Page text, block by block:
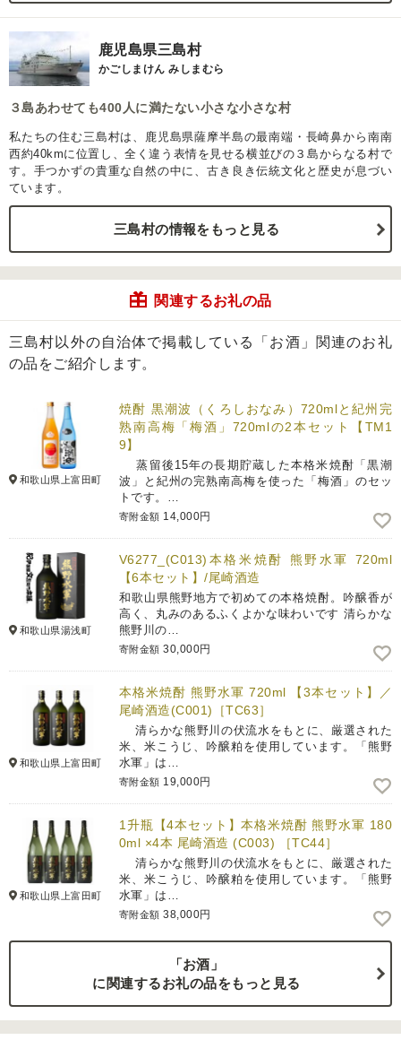
鹿児島県三島村
かごしまけん みしまむら
３島あわせても400人に満たない小さな小さな村
私たちの住む三島村は、鹿児島県薩摩半島の最南端・長崎鼻から南南
西約40kmに位置し、全く違う表情を見せる横並びの３島からなる村で
す。手つかずの貴重な自然の中に、古き良き伝統文化と歴史が息づい
ています。
三島村の情報をもっと見る
関連するお礼の品
三島村以外の自治体で掲載している「お酒」関連のお礼
の品をご紹介します。
和歌山県上富田町
焼酎 黒潮波（くろしおなみ）720mlと紀州完
熟南高梅「梅酒」720mlの2本セット【TM1
9】
蒸留後15年の長期貯蔵した本格米焼酎「黒潮
波」と紀州の完熟南高梅を使った「梅酒」のセッ
トです。…
寄附金額 14,000円
和歌山県湯浅町
V6277_(C013)本格米焼酎 熊野水軍 720ml
【6本セット】/尾崎酒造
和歌山県熊野地方で初めての本格焼酎。吟醸香が
高く、丸みのあるふくよかな味わいです 清らかな
熊野川の…
寄附金額 30,000円
和歌山県上富田町
本格米焼酎 熊野水軍 720ml 【3本セット】／
尾崎酒造(C001)［TC63］
清らかな熊野川の伏流水をもとに、厳選された
米、米こうじ、吟醸粕を使用しています。「熊野
水軍」は…
寄附金額 19,000円
和歌山県上富田町
1升瓶【4本セット】本格米焼酎 熊野水軍 180
0ml ×4本 尾崎酒造 (C003) ［TC44］
清らかな熊野川の伏流水をもとに、厳選された
米、米こうじ、吟醸粕を使用しています。「熊野
水軍」は…
寄附金額 38,000円
「お酒」
に関連するお礼の品をもっと見る